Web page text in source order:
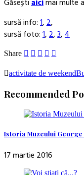
sursă info: 1, 2,
sursă foto: 1, 2, 3, 4
Share
activitate de weekend
Recommended
Istoria Muzeului George
17 martie 2016